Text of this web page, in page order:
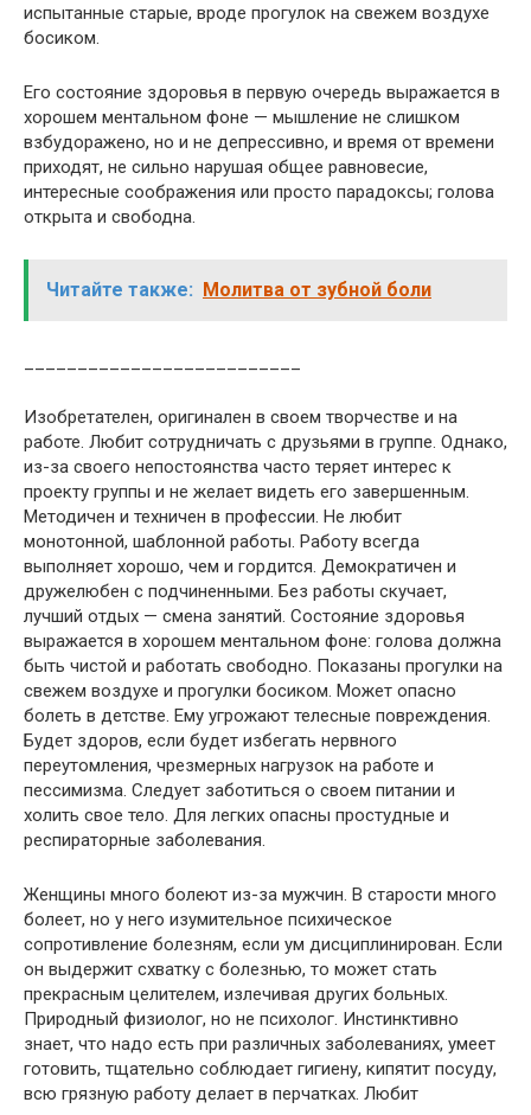
испытанные старые, вроде прогулок на свежем воздухе
босиком.
Его состояние здоровья в первую очередь выражается в
хорошем ментальном фоне — мышление не слишком
взбудоражено, но и не депрессивно, и время от времени
приходят, не сильно нарушая общее равновесие,
интересные соображения или просто парадоксы; голова
открыта и свободна.
Читайте также: Молитва от зубной боли
Изобретателен, оригинален в своем творчестве и на
работе. Любит сотрудничать с друзьями в группе. Однако,
из-за своего непостоянства часто теряет интерес к
проекту группы и не желает видеть его завершенным.
Методичен и техничен в профессии. Не любит
монотонной, шаблонной работы. Работу всегда
выполняет хорошо, чем и гордится. Демократичен и
дружелюбен с подчиненными. Без работы скучает,
лучший отдых — смена занятий. Состояние здоровья
выражается в хорошем ментальном фоне: голова должна
быть чистой и работать свободно. Показаны прогулки на
свежем воздухе и прогулки босиком. Может опасно
болеть в детстве. Ему угрожают телесные повреждения.
Будет здоров, если будет избегать нервного
переутомления, чрезмерных нагрузок на работе и
пессимизма. Следует заботиться о своем питании и
холить свое тело. Для легких опасны простудные и
респираторные заболевания.
Женщины много болеют из-за мужчин. В старости много
болеет, но у него изумительное психическое
сопротивление болезням, если ум дисциплинирован. Если
он выдержит схватку с болезнью, то может стать
прекрасным целителем, излечивая других больных.
Природный физиолог, но не психолог. Инстинктивно
знает, что надо есть при различных заболеваниях, умеет
готовить, тщательно соблюдает гигиену, кипятит посуду,
всю грязную работу делает в перчатках. Любит